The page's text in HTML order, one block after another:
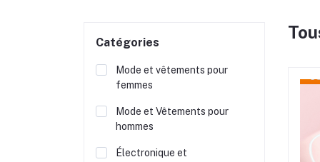
Catégories
Mode et vêtements pour
femmes
Mode et Vêtements pour
hommes
Électronique et